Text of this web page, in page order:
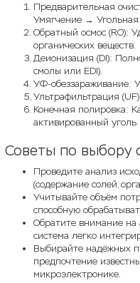
Предварительная
Умягчение →
Обратный осмос (RO):
органических веществ.
Деионизация (DI):
смолы или EDI).
УФ-обеззараживание:
Ультрафильтрация
Конечная полировка:
активированный уголь.
Советы по выбору
Проведите анализ
(содержание солей,
Учитывайте объём
способную
Обратите внимание на
система легко
Выбирайте надёжных
предпочтение
микроэлектронике.